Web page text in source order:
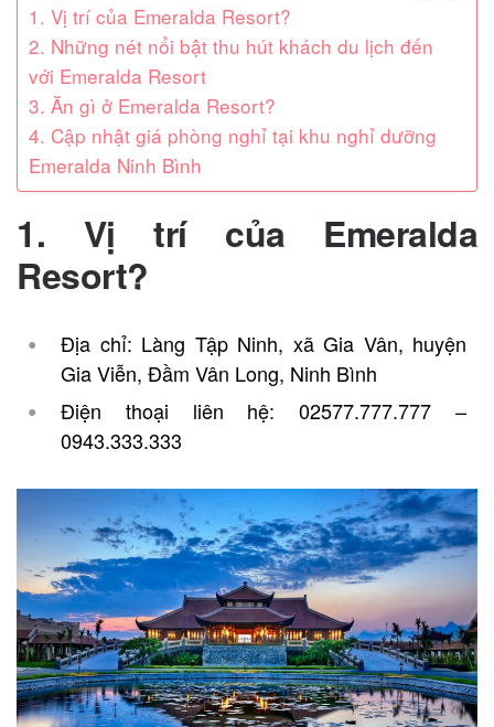
1. Vị trí của Emeralda Resort?
2. Những nét nổi bật thu hút khách du lịch đến
với Emeralda Resort
3. Ăn gì ở Emeralda Resort?
4. Cập nhật giá phòng nghỉ tại khu nghỉ dưỡng
Emeralda Ninh Bình
1. Vị trí của
Emeralda
Resort?
Địa chỉ: Làng Tập Ninh, xã Gia Vân, huyện
Gia Viễn, Đầm Vân Long, Ninh Bình
Điện thoại liên hệ: 02577.777.777 –
0943.333.333